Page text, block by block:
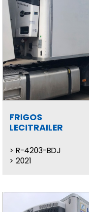
FRIGOS
LECITRAILER
R-4203-BDJ
2021